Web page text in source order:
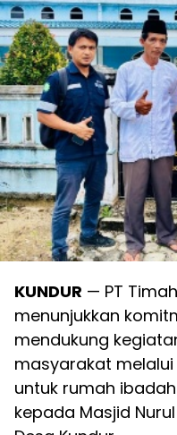
KUNDUR — PT
menunjukkan
mendukung
masyarakat
untuk rumah
kepada Masjid